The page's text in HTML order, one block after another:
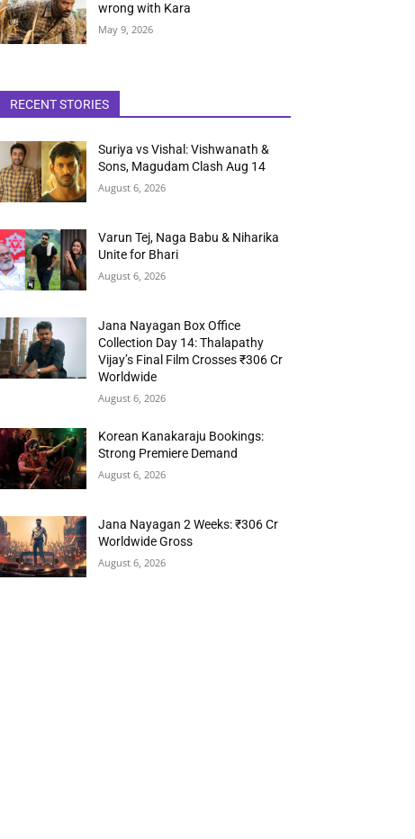
wrong with Kara
May 9, 2026
RECENT STORIES
Suriya vs Vishal: Vishwanath &
Sons, Magudam Clash Aug 14
August 6, 2026
Varun Tej, Naga Babu & Niharika
Unite for Bhari
August 6, 2026
Jana Nayagan Box Office
Collection Day 14: Thalapathy
Vijay’s Final Film Crosses ₹306 Cr
Worldwide
August 6, 2026
Korean Kanakaraju Bookings:
Strong Premiere Demand
August 6, 2026
Jana Nayagan 2 Weeks: ₹306 Cr
Worldwide Gross
August 6, 2026